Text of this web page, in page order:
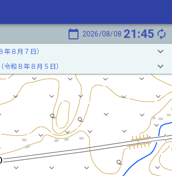
calendar_today 2026/08/08 21:45 autorenew
８月７日） keyboard_arrow_down
和８年８月５日） keyboard_arrow_down